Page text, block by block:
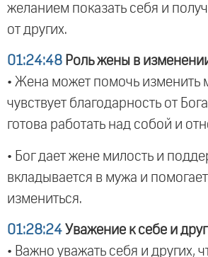
желанием показать себя и
от других.
01:24:48 Роль жены в
• Жена может помочь изменить
чувствует благодарность от
готова работать над собой и
• Бог дает жене милость и
вкладывается в мужа и
измениться.
01:28:24 Уважение к себе и
• Важно уважать себя и других,